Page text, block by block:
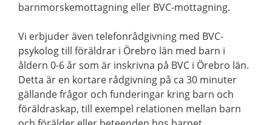
barnmorskemottagning eller BVC-mottagning.
Vi erbjuder även telefonrådgivning med BVC-
psykolog till föräldrar i Örebro län med barn i
åldern 0-6 år som är inskrivna på BVC i Örebro län.
Detta är en kortare rådgivning på ca 30 minuter
gällande frågor och funderingar kring barn och
föräldraskap, till exempel relationen mellan barn